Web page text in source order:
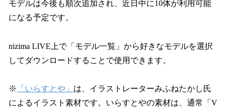
モデルは今後も順次追加され、近日中に10体が利用可能
になる予定です。
nizima LIVE上で「モデル一覧」から好きなモデルを選択
してダウンロードすることで使用できます。
※ 「いらすとや」 は、イラストレーターみふねたかし氏
によるイラスト素材です。いらすとやの素材は、通常「V